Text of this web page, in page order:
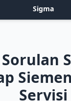
Sigma
Sorulan
Servisi